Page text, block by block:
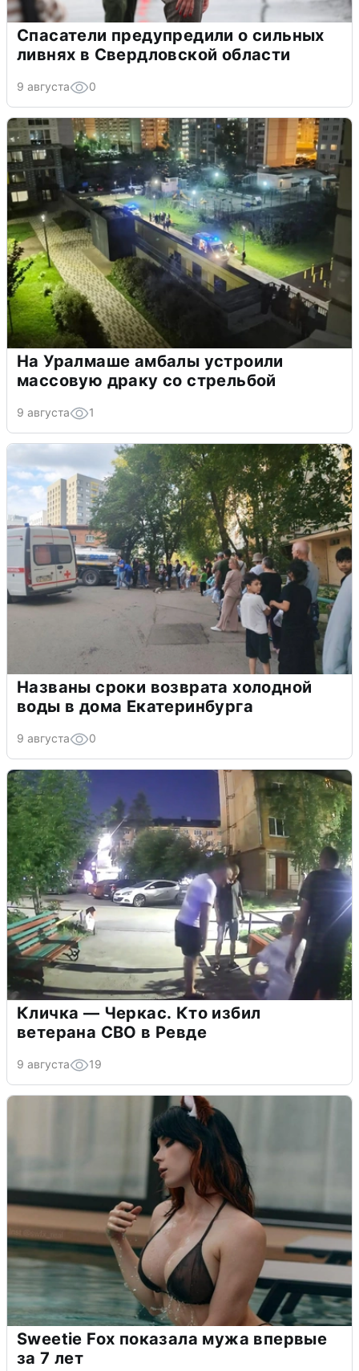
Спасатели предупредили о сильных
ливнях в Свердловской области
9 августа 0
На Уралмаше амбалы устроили
массовую драку со стрельбой
9 августа 1
Названы сроки возврата холодной
воды в дома Екатеринбурга
9 августа 0
Кличка — Черкас. Кто избил
ветерана СВО в Ревде
9 августа 19
Sweetie Fox показала мужа впервые
за 7 лет